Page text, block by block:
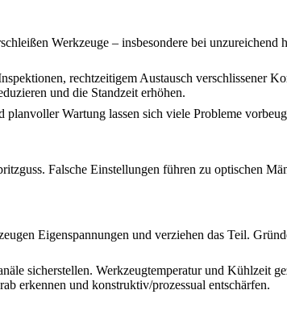
Werkzeuge – insbesondere bei
rechtzeitigem Austausch verschlissener
und die Standzeit erhöhen.
Wartung lassen sich viele Probleme
Falsche Einstellungen führen zu optischen
Eigenspannungen und verziehen das Teil.
sicherstellen. Werkzeugtemperatur und Kühlzeit
erkennen und konstruktiv/prozessual entschärfen.